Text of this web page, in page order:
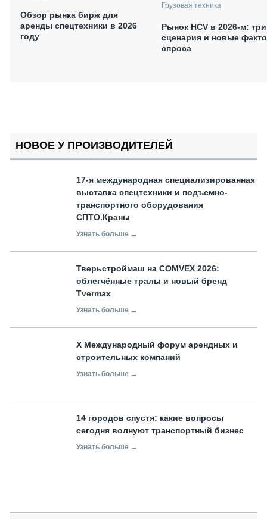
Обзор рынка бирж для
аренды спецтехники в 2026
году
Грузовая техника
Рынок HCV в 2026-м: три
сценария и новые
спроса
НОВОЕ У ПРОИЗВОДИТЕЛЕЙ
17-я международная специализированная
выставка спецтехники и подъемно-
транспортного оборудования
СПТО.Краны
Узнать больше →
Тверьстроймаш на COMVEX 2026:
облегчённые тралы и новый бренд
Tvermax
Узнать больше →
X Международный форум арендных и
строительных компаний
Узнать больше →
14 городов спустя: какие вопросы
сегодня волнуют транспортный бизнес
Узнать больше →